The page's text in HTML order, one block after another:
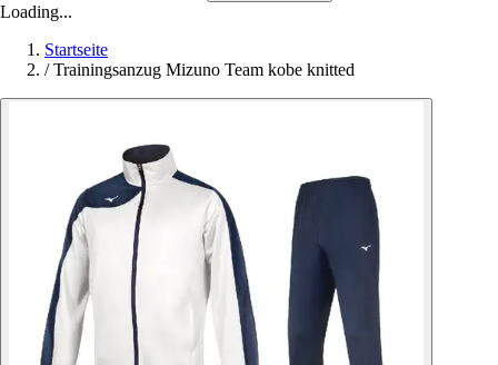
Loading...
Startseite
/ Trainingsanzug Mizuno Team kobe knitted